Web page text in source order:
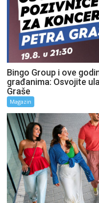
Bingo Group i ove
građanima: Osvojite
Graše
Magazin